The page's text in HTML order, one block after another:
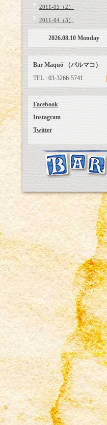
2011-05（2）
2011-04（3）
2026.08.10 Monday
Bar Maquó （バルマコ）
TEL : 03-3266-5741
Facebook
Instagram
Twitter